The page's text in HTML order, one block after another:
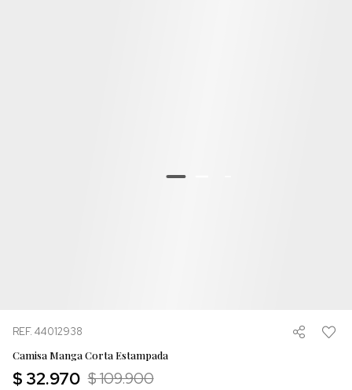
REF. 44012938
Camisa Manga Corta Estampada
$ 32.970 $ 109.900